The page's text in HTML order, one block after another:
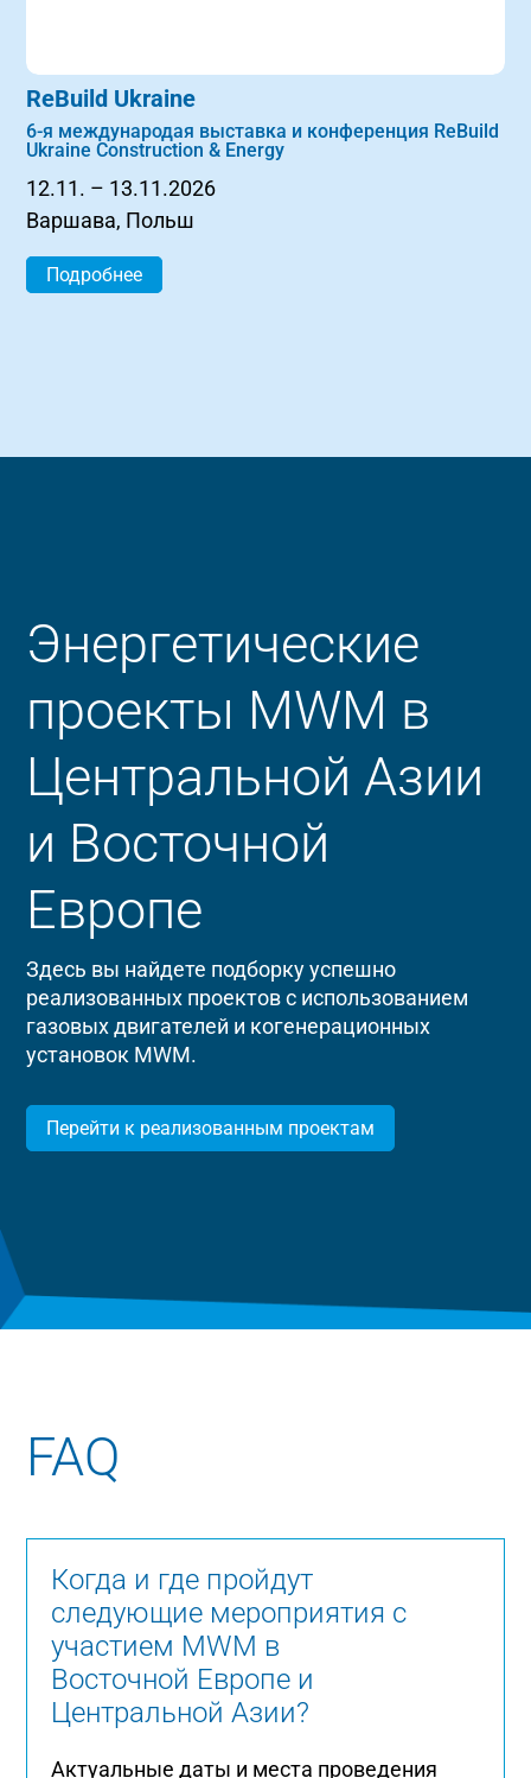
ReBuild Ukraine
6-я международая выставка и конференция ReBuild
Ukraine Construction & Energy
12.11. – 13.11.2026
Варшава, Польш
Подробнее
Энергетические
проекты MWM в
Центральной Азии
и Восточной
Европе
Здесь вы найдете подборку успешно
реализованных проектов с использованием
газовых двигателей и когенерационных
установок MWM.
Перейти к реализованным проектам
FAQ
Когда и где пройдут
следующие мероприятия с
участием MWM в
Восточной Европе и
Центральной Азии?
Актуальные даты и места проведения